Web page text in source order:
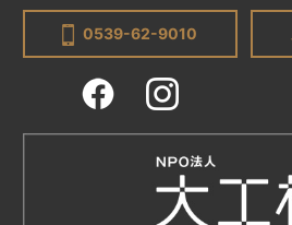
0539-62-9010